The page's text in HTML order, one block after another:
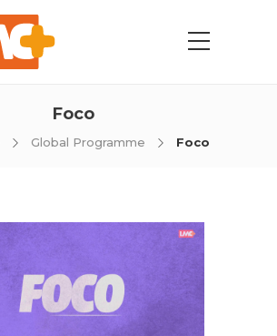
Foco
Global Programme Foco